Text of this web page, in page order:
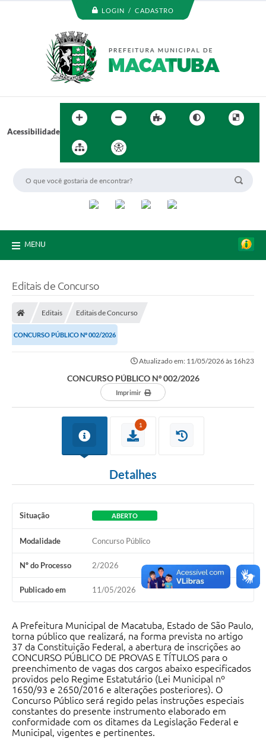
LOGIN / CADASTRO
Acessibilidade
MENU
Editais de Concurso
Editais Editais de Concurso
CONCURSO PÚBLICO Nº 002/2026
Atualizado em: 11/05/2026 às 16h23
CONCURSO PÚBLICO Nº 002/2026
Imprimir
1
Detalhes
Situação ABERTO
Modalidade Concurso Público
Nº do Processo 2/2026
Publicado em 11/05/2026
A Prefeitura Municipal de Macatuba, Estado de São Paulo,
torna público que realizará, na forma prevista no artigo
37 da Constituição Federal, a abertura de inscrições ao
CONCURSO PÚBLICO DE PROVAS E TÍTULOS para o
preenchimento de vagas dos cargos abaixo especificados
providos pelo Regime Estatutário (Lei Municipal nº
1650/93 e 2650/2016 e alterações posteriores). O
Concurso Público será regido pelas instruções especiais
constantes do presente instrumento elaborado em
conformidade com os ditames da Legislação Federal e
Municipal, vigentes e pertinentes.